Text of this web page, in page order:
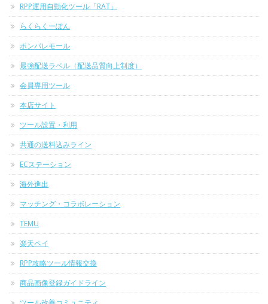
RPP運用自動化ツール「RAT」
らくらくーぽん
ポンパレモール
最強配送ラベル（配送品質向上制度）
会員専用ツール
本店サイト
ツール設置・利用
共通の送料込みライン
ECステーション
海外進出
マッチング・コラボレーション
TEMU
楽天ペイ
RPP攻略ツール情報交換
商品画像登録ガイドライン